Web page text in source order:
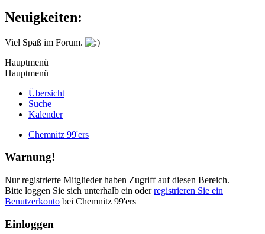
Neuigkeiten:
Viel Spaß im Forum.
Hauptmenü
Hauptmenü
Übersicht
Suche
Kalender
Chemnitz 99'ers
Warnung!
Nur registrierte Mitglieder haben Zugriff auf diesen Bereich.
Bitte loggen Sie sich unterhalb ein oderregistrieren Sie ein
Benutzerkonto bei Chemnitz 99'ers
Einloggen